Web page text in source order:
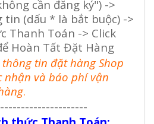
cần đăng ký") ->
(dấu * là bắt buộc) ->
Thanh Toán -> Click
Hoàn Tất Đặt Hàng
tin đặt hàng Shop
nhận và báo phí vận
.